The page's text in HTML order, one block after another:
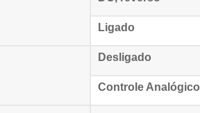
Ligado
Desligado
Controle Analógico